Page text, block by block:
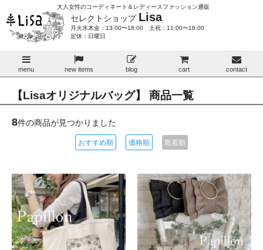
大人女性のコーディネート＆レディースファッション通販
セレクトショップ Lisa
月火水木金：13:00〜18:00 土祝：11:00〜18:00
定休：日曜日
menu new items blog cart contact
【Lisaオリジナルバッグ】 商品一覧
8件の商品が見つかりました
おすすめ順 価格順 新着順